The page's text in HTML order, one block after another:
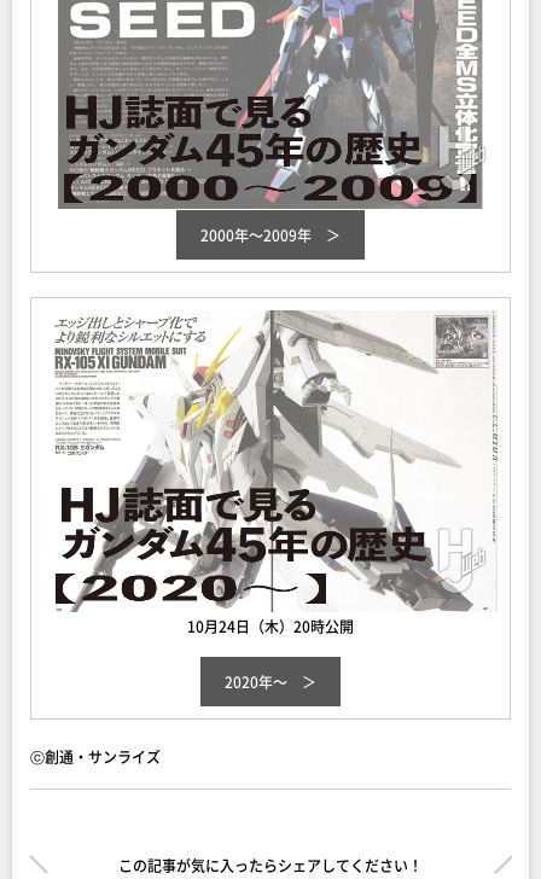
2000年～2009年
10月24日（木）20時公開
2020年～
ⓒ創通・サンライズ
この記事が気に入ったらシェアしてください！